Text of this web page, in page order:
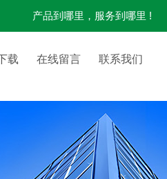
产品到哪里，服务到哪里 !
载 在线留言 联系我们